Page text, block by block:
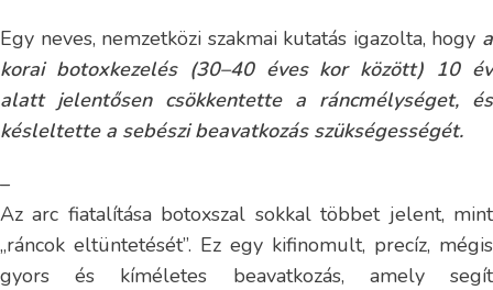
Egy neves, nemzetközi szakmai kutatás igazolta, hogy a
korai botoxkezelés (30–40 éves kor között) 10 év
alatt jelentősen csökkentette a ráncmélységet, és
késleltette a sebészi beavatkozás szükségességét.
–
Az arc fiatalítása botoxszal sokkal többet jelent, mint
„ráncok eltüntetését”. Ez egy kifinomult, precíz, mégis
gyors és kíméletes beavatkozás, amely segít